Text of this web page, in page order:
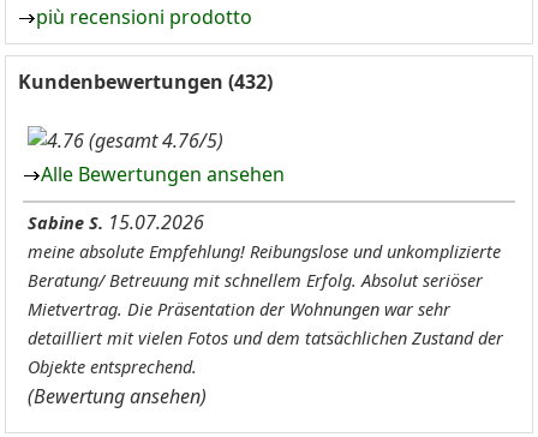
più recensioni prodotto
Kundenbewertungen (432)
(gesamt 4.76/5)
Alle Bewertungen ansehen
Sabine S. 15.07.2026
meine absolute Empfehlung! Reibungslose und unkomplizierte
Beratung/ Betreuung mit schnellem Erfolg. Absolut seriöser
Mietvertrag. Die Präsentation der Wohnungen war sehr
detailliert mit vielen Fotos und dem tatsächlichen Zustand der
Objekte entsprechend.
(Bewertung ansehen)